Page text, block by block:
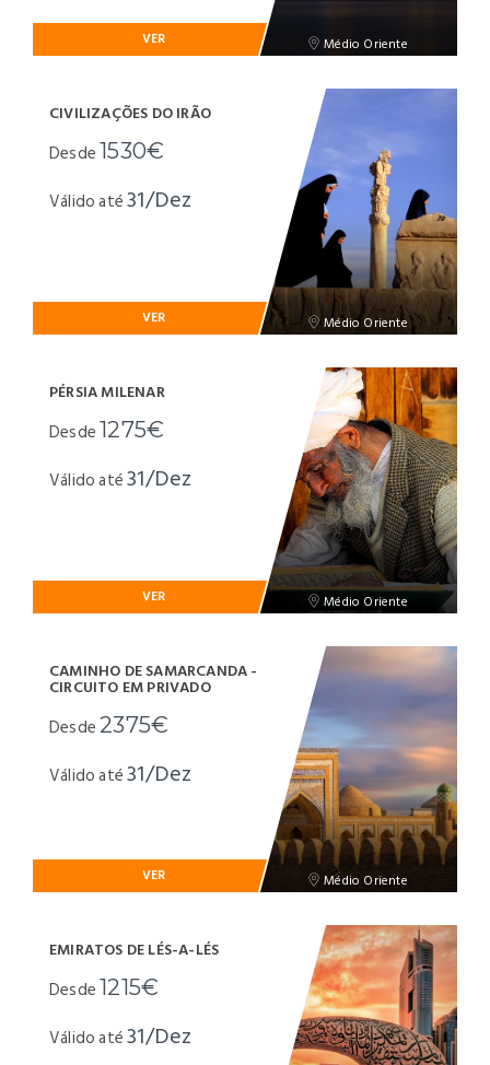
Médio Oriente
VER
Médio Oriente
CIVILIZAÇÕES DO IRÃO
Desde1530€
Válido até31/Dez
VER
Médio Oriente
PÉRSIA MILENAR
Desde1275€
Válido até31/Dez
VER
Médio Oriente
CAMINHO DE SAMARCANDA -
CIRCUITO EM PRIVADO
Desde 2375€
Válido até31/Dez
VER
EMIRATOS DE LÉS-A-LÉS
Desde1215€
Válido até31/Dez